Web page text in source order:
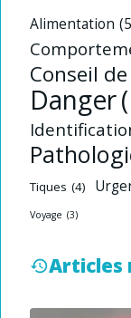
Alimentation
Conseil
Danger
Tiques (4)
Voyage (3)
Articles